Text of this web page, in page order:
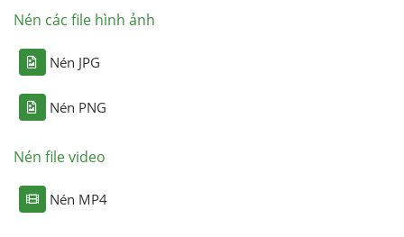
Nén các file hình ảnh
Nén JPG
Nén PNG
Nén file video
Nén MP4